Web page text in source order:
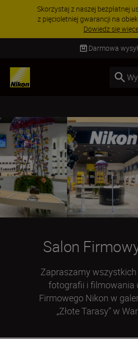
Skorzystaj z naszej bezpłatnej
z pięcioletniej gwarancji na
Dowiedz się
Darmowa
Salon
Zapraszamy wszystkich
fotografii i filmowania
Firmowego Nikon w
„Złote Tarasy” w